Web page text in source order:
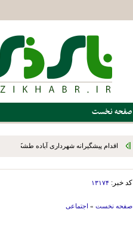
صفحه نخست
اقدام پیشگیرانه شهرداری آباده طشک برای
کد خبر: ۱۳۱۷۴
صفحه نخست » اجتماعی